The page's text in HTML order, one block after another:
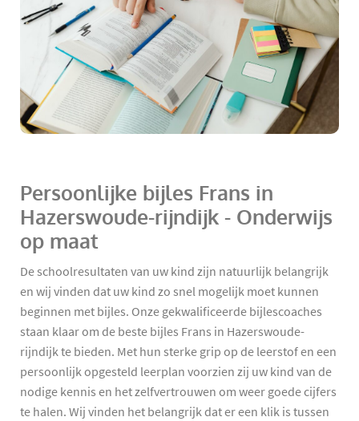
Persoonlijke bijles Frans in
Hazerswoude-rijndijk - Onderwijs
op maat
De schoolresultaten van uw kind zijn natuurlijk belangrijk
en wij vinden dat uw kind zo snel mogelijk moet kunnen
beginnen met bijles. Onze gekwalificeerde bijlescoaches
staan klaar om de beste bijles Frans in Hazerswoude-
rijndijk te bieden. Met hun sterke grip op de leerstof en een
persoonlijk opgesteld leerplan voorzien zij uw kind van de
nodige kennis en het zelfvertrouwen om weer goede cijfers
te halen. Wij vinden het belangrijk dat er een klik is tussen